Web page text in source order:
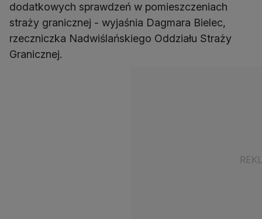
dodatkowych sprawdzeń w pomieszczeniach
straży granicznej - wyjaśnia Dagmara Bielec,
rzeczniczka Nadwiślańskiego Oddziału Straży
Granicznej.